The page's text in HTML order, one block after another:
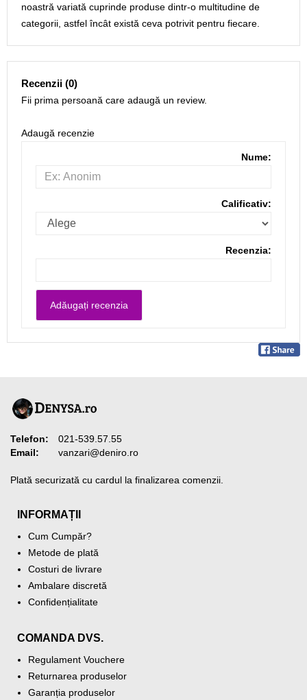
noastră variată cuprinde produse dintr-o multitudine de
categorii, astfel încât există ceva potrivit pentru fiecare.
Recenzii (0)
Fii prima persoană care adaugă un review.
Adaugă recenzie
Nume:
Calificativ:
Recenzia:
Telefon:
021-539.57.55
Email:
vanzari@deniro.ro
Plată securizată cu cardul la finalizarea comenzii.
INFORMAȚII
Cum Cumpăr?
Metode de plată
Costuri de livrare
Ambalare discretă
Confidențialitate
COMANDA DVS.
Regulament Vouchere
Returnarea produselor
Garanția produselor